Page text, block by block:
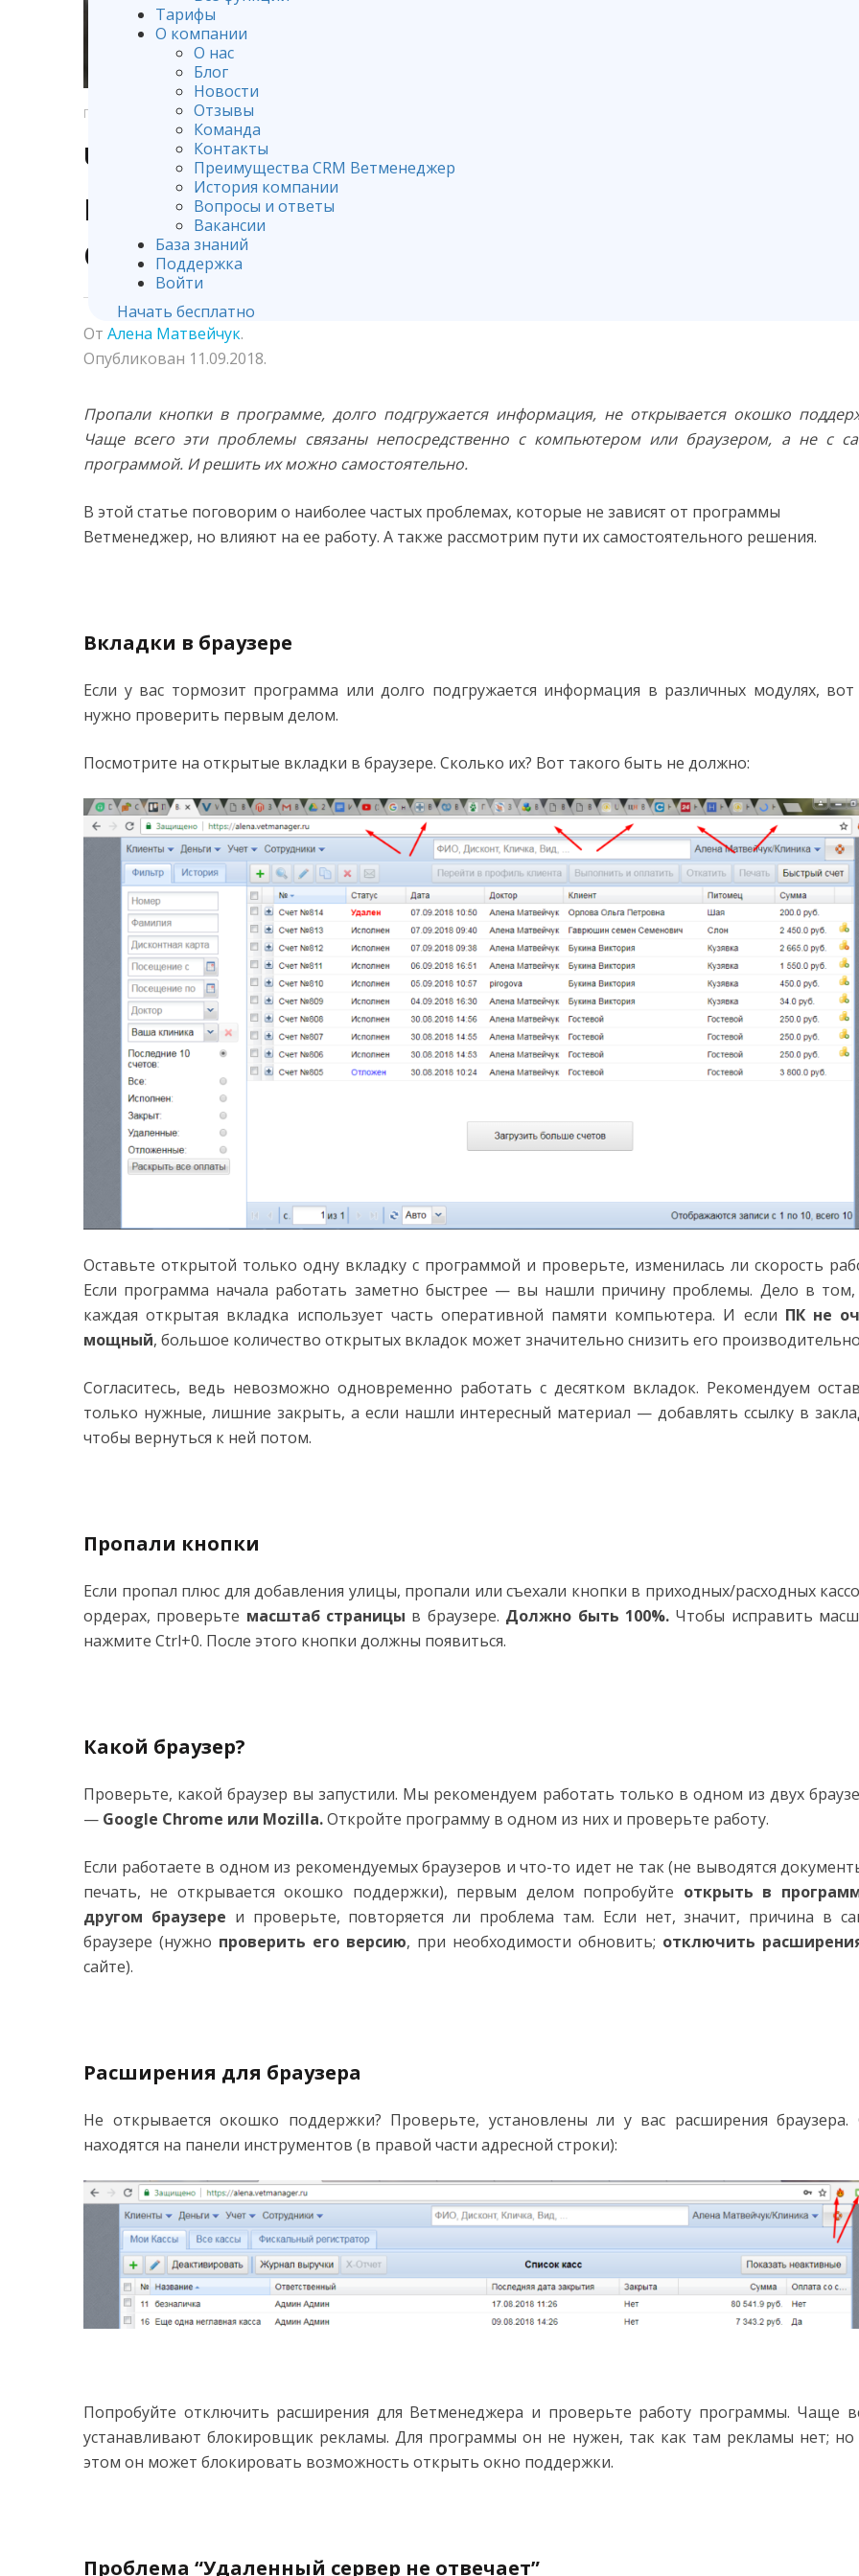
Тарифы
О компании
О нас
Блог
Новости
Отзывы
Команда
Контакты
Преимущества CRM Ветменеджер
История компании
Вопросы и ответы
Вакансии
База знаний
Поддержка
Войти
Начать бесплатно
ГЛАВНАЯ РАБОТА С ПРОГРАММОЙ VETMANAGER
Частые причины проблем в работе
программы и пути их
самостоятельного устранения
От Алена Матвейчук.
Опубликован 11.09.2018.
Пропали кнопки в программе, долго подгружается информация, не открывается окошко
Чаще всего эти проблемы связаны непосредственно с компьютером или браузером, а не с
программой. И решить их можно самостоятельно.
В этой статье поговорим о наиболее частых проблемах, которые не зависят от программы
Ветменеджер, но влияют на ее работу. А также рассмотрим пути их самостоятельного решения.
Вкладки в браузере
Если у вас тормозит программа или долго подгружается информация в различных модулях,
нужно проверить первым делом.
Посмотрите на открытые вкладки в браузере. Сколько их? Вот такого быть не должно:
Оставьте открытой только одну вкладку с программой и проверьте, изменилась ли скорость
Если программа начала работать заметно быстрее — вы нашли причину проблемы. Дело в том,
каждая открытая вкладка использует часть оперативной памяти компьютера. И если ПК не
мощный, большое количество открытых вкладок может значительно снизить его
Согласитесь, ведь невозможно одновременно работать с десятком вкладок. Рекомендуем
только нужные, лишние закрыть, а если нашли интересный материал — добавлять ссылку в
чтобы вернуться к ней потом.
Пропали кнопки
Если пропал плюс для добавления улицы, пропали или съехали кнопки в приходных/расходных
ордерах, проверьте масштаб страницы в браузере. Должно быть 100%.Чтобы исправить
нажмите Ctrl+0. После этого кнопки должны появиться.
Какой браузер?
Проверьте, какой браузер вы запустили. Мы рекомендуем работать только в одном из двух
— Google Chrome или Mozilla.Откройте программу в одном из них и проверьте работу.
Если работаете в одном из рекомендуемых браузеров и что-то идет не так (не выводятся
печать, не открывается окошко поддержки), первым делом попробуйте открыть в
другом браузере и проверьте, повторяется ли проблема там. Если нет, значит, причина в
браузере (нужно проверить его версию, при необходимости обновить; отключить
сайте).
Расширения для браузера
Не открывается окошко поддержки? Проверьте, установлены ли у вас расширения браузера.
находятся на панели инструментов (в правой части адресной строки):
Попробуйте отключить расширения для Ветменеджера и проверьте работу программы. Чаще
устанавливают блокировщик рекламы. Для программы он не нужен, так как там рекламы нет;
этом он может блокировать возможность открыть окно поддержки.
Проблема “Удаленный сервер не отвечает”